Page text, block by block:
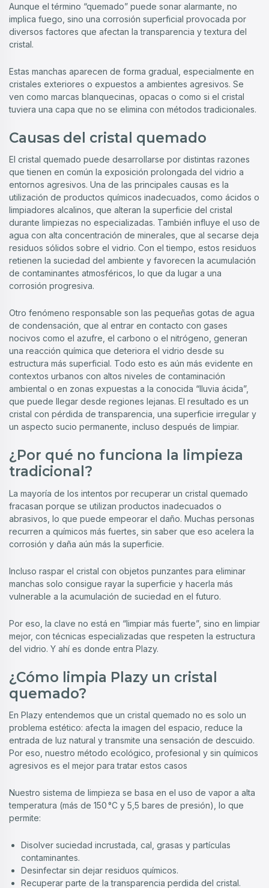
Aunque el término “quemado” puede sonar alarmante, no
implica fuego, sino una corrosión superficial provocada por
diversos factores que afectan la transparencia y textura del
cristal.
Estas manchas aparecen de forma gradual, especialmente en
cristales exteriores o expuestos a ambientes agresivos. Se
ven como marcas blanquecinas, opacas o como si el cristal
tuviera una capa que no se elimina con métodos tradicionales.
Causas del cristal quemado
El cristal quemado puede desarrollarse por distintas razones
que tienen en común la exposición prolongada del vidrio a
entornos agresivos. Una de las principales causas es la
utilización de productos químicos inadecuados, como ácidos o
limpiadores alcalinos, que alteran la superficie del cristal
durante limpiezas no especializadas. También influye el uso de
agua con alta concentración de minerales, que al secarse deja
residuos sólidos sobre el vidrio. Con el tiempo, estos residuos
retienen la suciedad del ambiente y favorecen la acumulación
de contaminantes atmosféricos, lo que da lugar a una
corrosión progresiva.
Otro fenómeno responsable son las pequeñas gotas de agua
de condensación, que al entrar en contacto con gases
nocivos como el azufre, el carbono o el nitrógeno, generan
una reacción química que deteriora el vidrio desde su
estructura más superficial. Todo esto es aún más evidente en
contextos urbanos con altos niveles de contaminación
ambiental o en zonas expuestas a la conocida “lluvia ácida”,
que puede llegar desde regiones lejanas. El resultado es un
cristal con pérdida de transparencia, una superficie irregular y
un aspecto sucio permanente, incluso después de limpiar.
¿Por qué no funciona la limpieza
tradicional?
La mayoría de los intentos por recuperar un cristal quemado
fracasan porque se utilizan productos inadecuados o
abrasivos, lo que puede empeorar el daño. Muchas personas
recurren a químicos más fuertes, sin saber que eso acelera la
corrosión y daña aún más la superficie.
Incluso raspar el cristal con objetos punzantes para eliminar
manchas solo consigue rayar la superficie y hacerla más
vulnerable a la acumulación de suciedad en el futuro.
Por eso, la clave no está en “limpiar más fuerte”, sino en limpiar
mejor, con técnicas especializadas que respeten la estructura
del vidrio. Y ahí es donde entra Plazy.
¿Cómo limpia Plazy un cristal
quemado?
En Plazy entendemos que un cristal quemado no es solo un
problema estético: afecta la imagen del espacio, reduce la
entrada de luz natural y transmite una sensación de descuido.
Por eso, nuestro método ecológico, profesional y sin químicos
agresivos es el mejor para tratar estos casos
Nuestro sistema de limpieza se basa en el uso de vapor a alta
temperatura (más de 150 °C y 5,5 bares de presión), lo que
permite:
Disolver suciedad incrustada, cal, grasas y partículas
contaminantes.
Desinfectar sin dejar residuos químicos.
Recuperar parte de la transparencia perdida del cristal.